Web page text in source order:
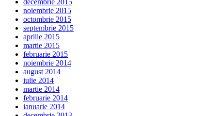
decembrie 2015
noiembrie 2015
octombrie 2015
septembrie 2015
aprilie 2015
martie 2015
februarie 2015
noiembrie 2014
august 2014
iulie 2014
martie 2014
februarie 2014
ianuarie 2014